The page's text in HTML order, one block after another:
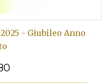
- Giubileo Anno